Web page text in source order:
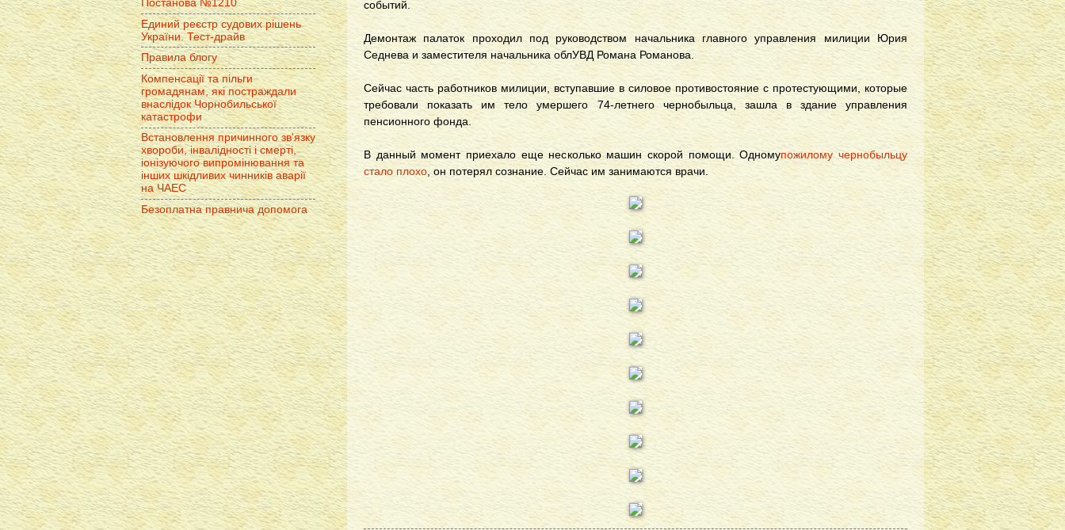
событий.
Демонтаж палаток проходил под руководством начальника главного управления милиции Юрия
Седнева и заместителя начальника облУВД Романа Романова.
Сейчас часть работников милиции, вступавшие в силовое противостояние с протестующими, которые
требовали показать им тело умершего 74-летнего чернобыльца, зашла в здание управления
пенсионного фонда.
В данный момент приехало еще несколько машин скорой помощи. Одномупожилому чернобыльцу
стало плохо, он потерял сознание. Сейчас им занимаются врачи.
Постанова №1210
Единий реєстр судових рішень
України. Тест-драйв
Правила блогу
Компенсації та пільги
громадянам, які постраждали
внаслідок Чорнобильської
катастрофи
Встановлення причинного зв'язку
хвороби, інвалідності і смерті,
іонізуючого випромінювання та
інших шкідливих чинників аварії
на ЧАЕС
Безоплатна правнича допомога